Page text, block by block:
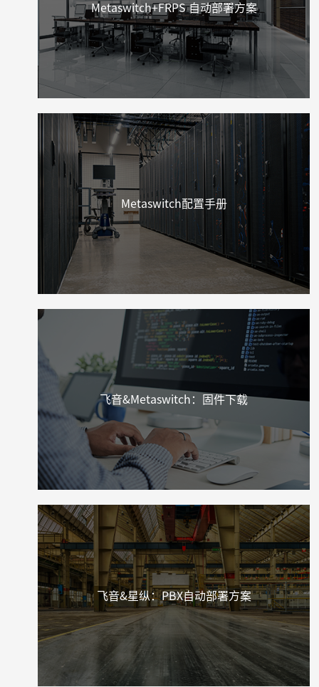
Metaswitch+FRPS 自动部署方案
Metaswitch配置手册
飞音&Metaswitch：固件下载
飞音&星纵：PBX自动部署方案